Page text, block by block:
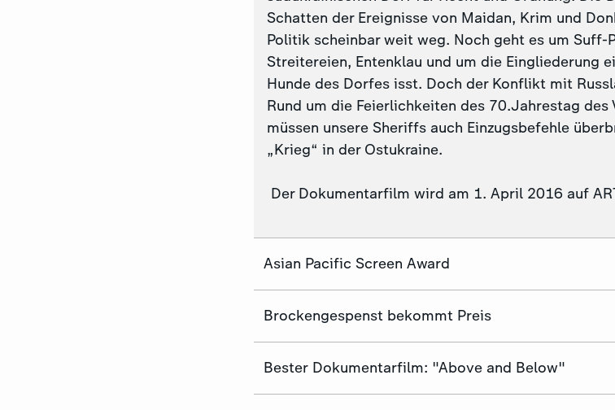
Schatten der Ereignisse von Maidan, Krim und
Politik scheinbar weit weg. Noch geht es um Suff-
Streitereien, Entenklau und um die Eingliederung
Hunde des Dorfes isst. Doch der Konflikt mit
Rund um die Feierlichkeiten des 70.Jahrestag des
müssen unsere Sheriffs auch Einzugsbefehle
„Krieg“ in der Ostukraine.
Der Dokumentarfilm wird am 1. April 2016 auf
Asian Pacific Screen Award
Brockengespenst bekommt Preis
Bester Dokumentarfilm: "Above and Below"